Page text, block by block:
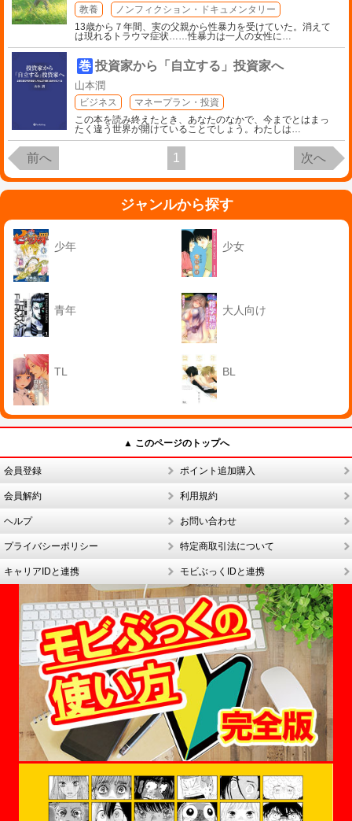
教養
ノンフィクション・ドキュメンタリー
13歳から７年間、実の父親から性暴力を受けていた。消えて
は現れるトラウマ症状……性暴力は一人の女性に…
巻 投資家から「自立する」投資家へ
山本潤
ビジネス
マネープラン・投資
この本を読み終えたとき、あなたのなかで、今までとはまっ
たく違う世界が開けていることでしょう。わたしは…
前へ 1 次へ
ジャンルから探す
少年 少女
青年 大人向け
TL BL
▲ このページのトップへ
会員登録 ポイント追加購入
会員解約 利用規約
ヘルプ お問い合わせ
プライバシーポリシー 特定商取引法について
キャリアIDと連携 モビぶっくIDと連携